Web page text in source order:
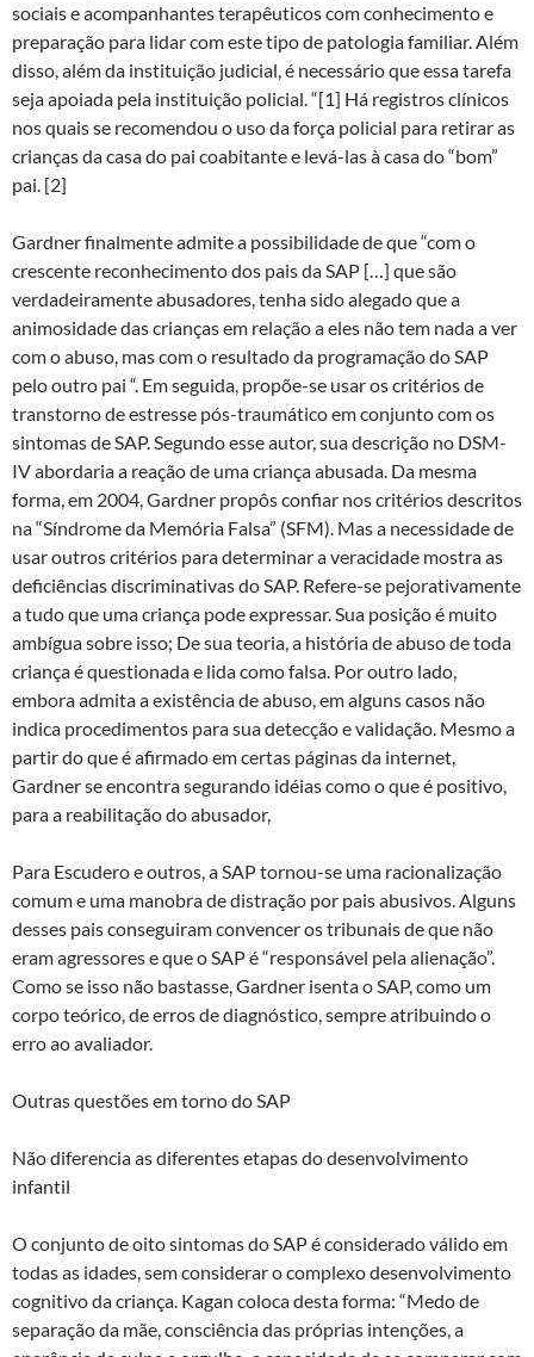
sociais e acompanhantes terapêuticos com conhecimento e
preparação para lidar com este tipo de patologia familiar. Além
disso, além da instituição judicial, é necessário que essa tarefa
seja apoiada pela instituição policial. “[1] Há registros clínicos
nos quais se recomendou o uso da força policial para retirar as
crianças da casa do pai coabitante e levá-las à casa do “bom”
pai. [2]
Gardner finalmente admite a possibilidade de que “com o
crescente reconhecimento dos pais da SAP […] que são
verdadeiramente abusadores, tenha sido alegado que a
animosidade das crianças em relação a eles não tem nada a ver
com o abuso, mas com o resultado da programação do SAP
pelo outro pai “. Em seguida, propõe-se usar os critérios de
transtorno de estresse pós-traumático em conjunto com os
sintomas de SAP. Segundo esse autor, sua descrição no DSM-
IV abordaria a reação de uma criança abusada. Da mesma
forma, em 2004, Gardner propôs confiar nos critérios descritos
na “Síndrome da Memória Falsa” (SFM). Mas a necessidade de
usar outros critérios para determinar a veracidade mostra as
deficiências discriminativas do SAP. Refere-se pejorativamente
a tudo que uma criança pode expressar. Sua posição é muito
ambígua sobre isso; De sua teoria, a história de abuso de toda
criança é questionada e lida como falsa. Por outro lado,
embora admita a existência de abuso, em alguns casos não
indica procedimentos para sua detecção e validação. Mesmo a
partir do que é afirmado em certas páginas da internet,
Gardner se encontra segurando idéias como o que é positivo,
para a reabilitação do abusador,
Para Escudero e outros, a SAP tornou-se uma racionalização
comum e uma manobra de distração por pais abusivos. Alguns
desses pais conseguiram convencer os tribunais de que não
eram agressores e que o SAP é “responsável pela alienação”.
Como se isso não bastasse, Gardner isenta o SAP, como um
corpo teórico, de erros de diagnóstico, sempre atribuindo o
erro ao avaliador.
Outras questões em torno do SAP
Não diferencia as diferentes etapas do desenvolvimento
infantil
O conjunto de oito sintomas do SAP é considerado válido em
todas as idades, sem considerar o complexo desenvolvimento
cognitivo da criança. Kagan coloca desta forma: “Medo de
separação da mãe, consciência das próprias intenções, a